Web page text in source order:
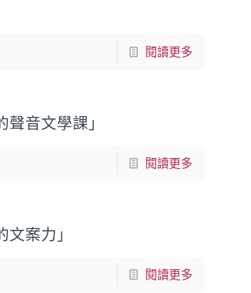
閱讀更多
聲音文學課」
閱讀更多
案力」
閱讀更多